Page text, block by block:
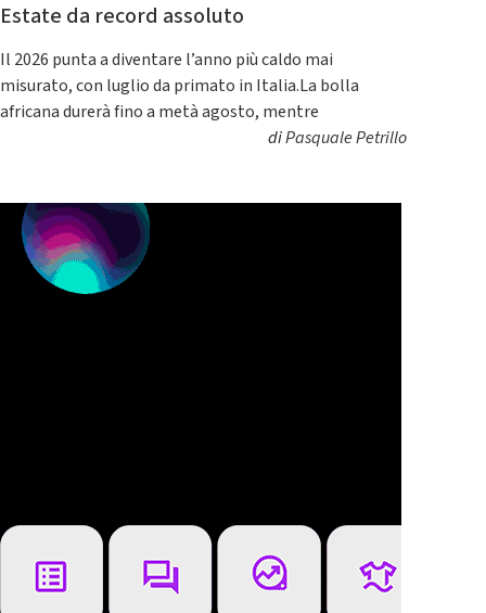
Estate da record assoluto
Il 2026 punta a diventare l’anno più caldo mai
misurato, con luglio da primato in Italia.La bolla
africana durerà fino a metà agosto, mentre
diPasquale Petrillo